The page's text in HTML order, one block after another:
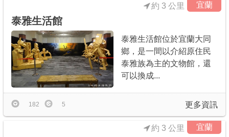
宜蘭
泰雅生活館
約 3 公里
泰雅生活館位於宜蘭大同
鄉，是一間以介紹原住民
泰雅族為主的文物館，還
可以換成...
更多資訊
182 5
宜蘭
約 3 公里